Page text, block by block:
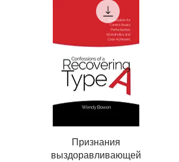
Быстрый просмотр
Признания
выздоравливающей